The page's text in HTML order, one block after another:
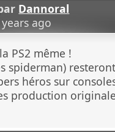
Dannoral
ago
PS2 même !
spiderman)
héros sur
production